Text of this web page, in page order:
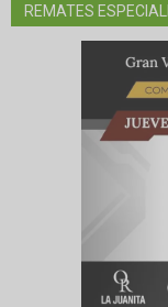
REMATES